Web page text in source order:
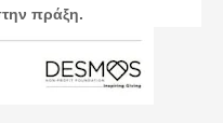
πράξη.